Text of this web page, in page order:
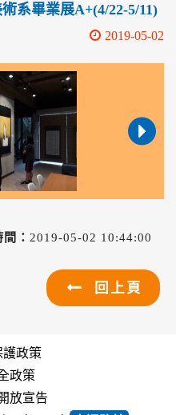
系畢業展A+(4/22-5/11)
2019-05-02
： 2019-05-02 10:44:00
回上頁
護政策
政策
放宣告